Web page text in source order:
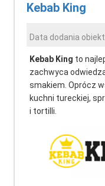
Kebab King
Data dodania
Kebab King to
zachwyca
smakiem. Oprócz
kuchni tureckiej,
i tortilli.